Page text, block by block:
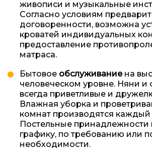
живописи и музыкальные
Согласно условиям
договоренности, возможна
кроватей индивидуальных
предоставление
матраса.
Бытовое обслуживаниена
человеческом уровне. Няни и
всегда приветливые и
Влажная уборка и
комнат производятся каждый
Постельные принадлежности
графику, по требованию или
необходимости.